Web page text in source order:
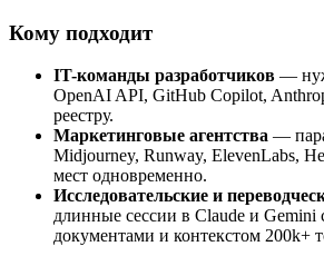
Кому подходит
IT-команды разработчиков —
OpenAI API, GitHub Copilot,
реестру.
Маркетинговые агентства —
Midjourney, Runway, ElevenLabs,
мест одновременно.
Исследовательские и
длинные сессии в Claude и
документами и контекстом 200k+